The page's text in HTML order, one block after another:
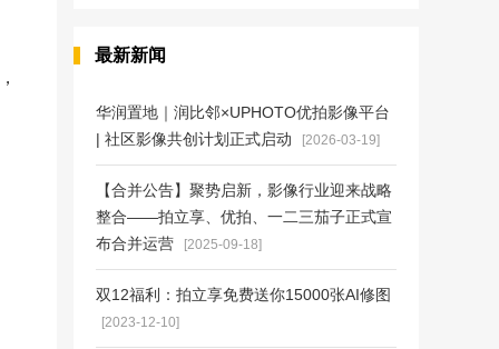
最新新闻
华润置地｜润比邻×UPHOTO优拍影像平台
| 社区影像共创计划正式启动
[2026-03-19]
【合并公告】聚势启新，影像行业迎来战略
整合——拍立享、优拍、一二三茄子正式宣
布合并运营
[2025-09-18]
双12福利：拍立享免费送你15000张AI修图
[2023-12-10]